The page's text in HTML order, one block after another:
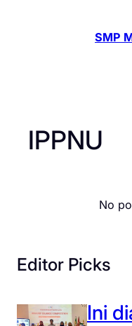
SMP
IPPNU
No
Editor Picks
Ini